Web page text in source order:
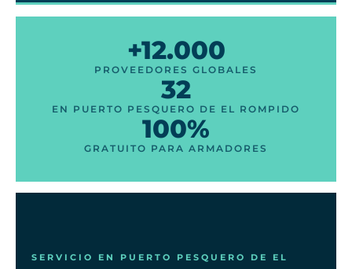
+12.000
PROVEEDORES GLOBALES
32
EN PUERTO PESQUERO DE EL ROMPIDO
100%
GRATUITO PARA ARMADORES
SERVICIO EN PUERTO PESQUERO DE EL